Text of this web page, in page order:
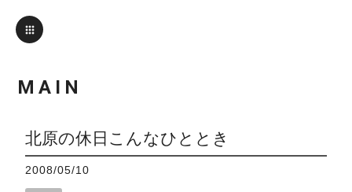
MAIN
北原の休日こんなひととき
2008/05/10